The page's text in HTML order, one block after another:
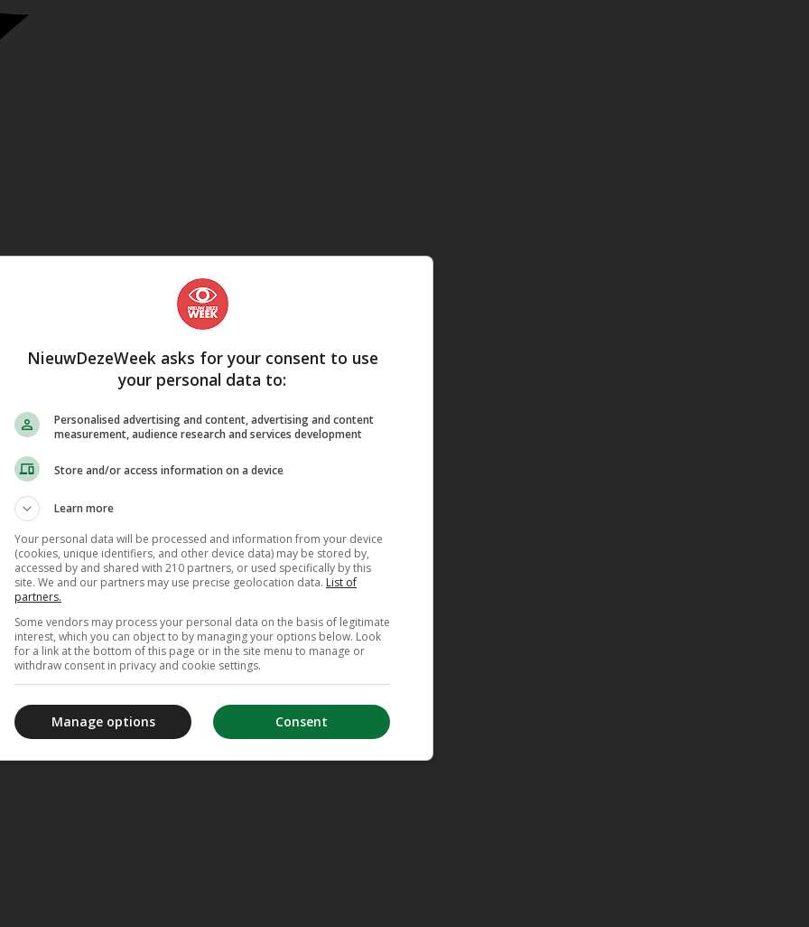
NieuwDezeWeek asks for your consent to use
your personal data to:
Personalised advertising and content, advertising and content
measurement, audience research and services development
Store and/or access information on a device
Learn more
Your personal data will be processed and information from your device
(cookies, unique identifiers, and other device data) may be stored by,
accessed by and shared with 210 partners, or used specifically by this
site. We and our partners may use precise geolocation data. List of
partners.
Some vendors may process your personal data on the basis of legitimate
interest, which you can object to by managing your options below. Look
for a link at the bottom of this page or in the site menu to manage or
withdraw consent in privacy and cookie settings.
Consent
Manage options